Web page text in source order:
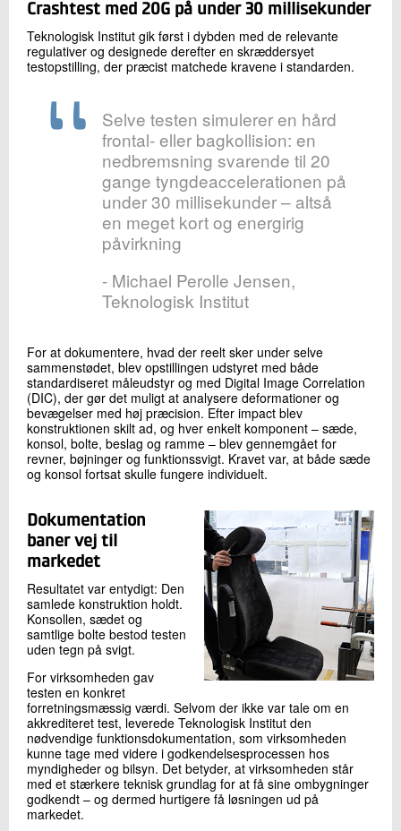
Crashtest med 20G på under 30 millisekunder
Teknologisk Institut gik først i dybden med de relevante
regulativer og designede derefter en skræddersyet
testopstilling, der præcist matchede kravene i standarden.
Selve testen simulerer en hård
frontal- eller bagkollision: en
nedbremsning svarende til 20
gange tyngdeaccelerationen på
under 30 millisekunder – altså
en meget kort og energirig
påvirkning
- Michael Perolle Jensen,
Teknologisk Institut
For at dokumentere, hvad der reelt sker under selve
sammenstødet, blev opstillingen udstyret med både
standardiseret måleudstyr og med Digital Image Correlation
(DIC), der gør det muligt at analysere deformationer og
bevægelser med høj præcision. Efter impact blev
konstruktionen skilt ad, og hver enkelt komponent – sæde,
konsol, bolte, beslag og ramme – blev gennemgået for
revner, bøjninger og funktionssvigt. Kravet var, at både sæde
og konsol fortsat skulle fungere individuelt.
Dokumentation
baner vej til
markedet
Resultatet var entydigt: Den
samlede konstruktion holdt.
Konsollen, sædet og
samtlige bolte bestod testen
uden tegn på svigt.
For virksomheden gav
testen en konkret
forretningsmæssig værdi. Selvom der ikke var tale om en
akkrediteret test, leverede Teknologisk Institut den
nødvendige funktionsdokumentation, som virksomheden
kunne tage med videre i godkendelsesprocessen hos
myndigheder og bilsyn. Det betyder, at virksomheden står
med et stærkere teknisk grundlag for at få sine ombygninger
godkendt – og dermed hurtigere få løsningen ud på
markedet.